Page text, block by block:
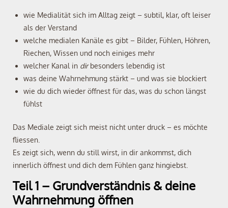
wie Medialität sich im Alltag zeigt – subtil, klar, oft leiser
als der Verstand
welche medialen Kanäle es gibt – Bilder, Fühlen, Höhren,
Riechen, Wissen und noch einiges mehr
welcher Kanal in dirbesonders lebendig ist
was deine Wahrnehmung stärkt – und was sie blockiert
wie du dich wieder öffnest für das, was du schon längst
fühlst
Das Mediale zeigt sich meist nicht unter druck – es möchte
fliessen.
Es zeigt sich, wenn du still wirst, in dir ankommst, dich
innerlich öffnest und dich dem Fühlen ganz hingiebst.
Teil 1 – Grundverständnis & deine
Wahrnehmung öffnen